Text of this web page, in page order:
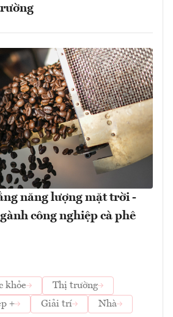
năng lượng mặt trời -
công nghiệp cà phê
khỏe
Thị trường
+ Giải trí
Nhà